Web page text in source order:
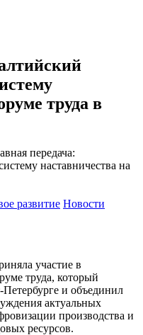
труда в
передача:
наставничества на
развитие Новости
участие в
труда, который
Петербурге и объединил
актуальных
производства и
ресурсов.